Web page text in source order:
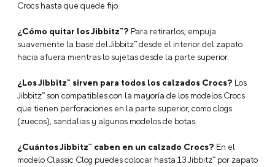
Crocs hasta que quede fijo.
¿Cómo quitar los Jibbitz™? Para retirarlos, empuja
suavemente la base del Jibbitz™ desde el interior del zapato
hacia afuera mientras lo sujetas desde la parte superior.
¿Los Jibbitz™ sirven para todos los calzados Crocs? Los
Jibbitz™ son compatibles con la mayoría de los modelos Crocs
que tienen perforaciones en la parte superior, como clogs
(zuecos), sandalias y algunos modelos de botas.
¿Cuántos Jibbitz™ caben en un calzado Crocs? En el
modelo Classic Clog puedes colocar hasta 13 Jibbitz™ por zapato